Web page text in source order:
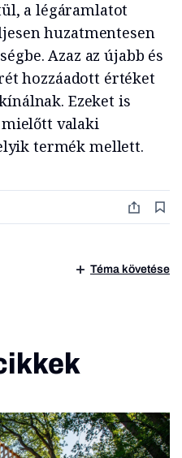
a légáramlatot
huzatmentesen
Azaz az újabb és
hozzáadott értéket
Ezeket is
mielőtt valaki
termék mellett.
Téma követése